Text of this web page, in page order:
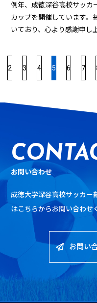
すか？-- 今年は県大会からではなく、北部支部予選から始まり
輩方が昨年の選手権予選で
入りましたね。毎日、毎
とができました。結果は
た。その後、ベスト4を賭
しかったですね。そこから
思った矢先にコロナで中止
た。 自粛が明けてから9月に、S1リーグが3試合が開催されまし
た。（武南1-0、正智深谷
残っている試合は武南戦で
を感じました。それまでな
声かけがチーム内から多く
戦ということもあったのか
を高く保つことができまし
その公式戦を経て、埼玉県
ました。自信はありまし
例年、成徳深谷高校サッカ
カップを開催しています。
いており、心より感謝申し
催が困難であると判断した
小学6年生にとっては最初
が、未来への希望を守るた
でお会いできるよう、今で
まいります。 お身体を大切にし
Announcement of Seitoku
Outbreak Every year, we hold the Seitoku Challenge Cup(SCC) in
August. We are very
students who participate in the SCC. However,
to cancel the SCC this
participate in the SCC. But
protect their hopes in their
are really looking forward seeing
2 3 4 5 6 7
お問い合わせ
成徳大学深谷高校サッカー
はこちらからお問い合わせ
お問い